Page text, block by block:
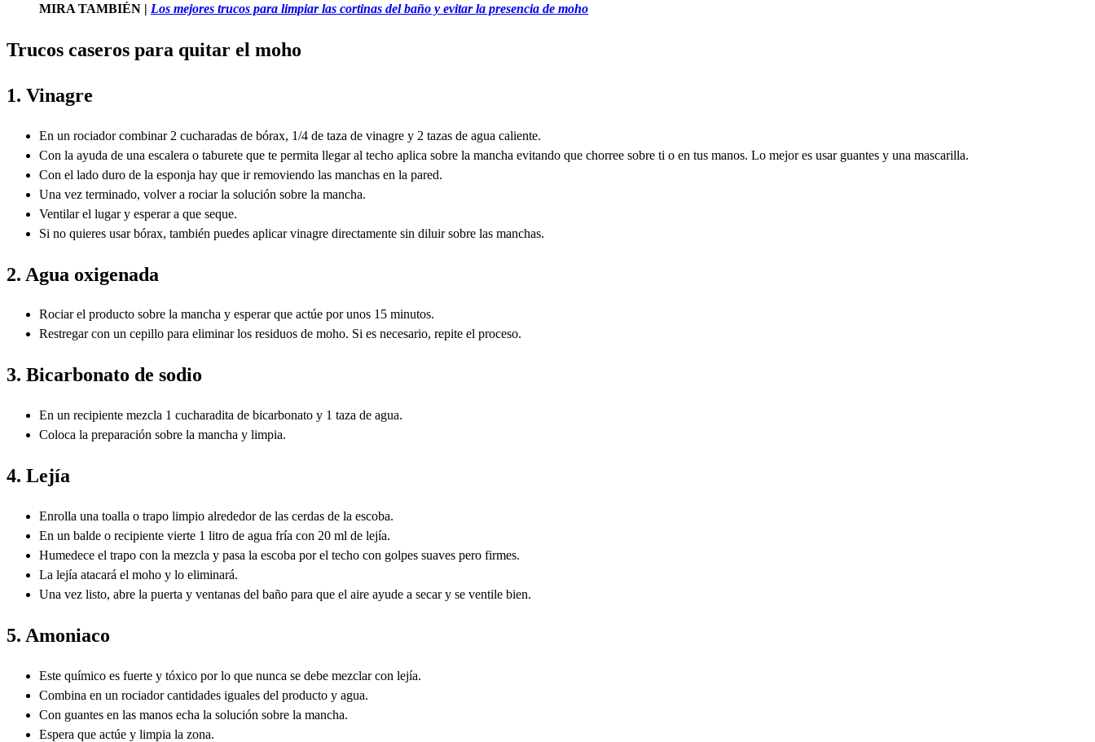
MIRA TAMBIÉN | Los mejores trucos para limpiar las cortinas del baño y evitar la presencia de moho
Trucos caseros para quitar el moho
1. Vinagre
En un rociador combinar 2 cucharadas de bórax, 1/4 de taza de vinagre y 2 tazas de agua caliente.
Con la ayuda de una escalera o taburete que te permita llegar al techo aplica sobre la mancha evitando que chorree sobre ti o en tus manos. Lo mejor es usar guantes y una mascarilla.
Con el lado duro de la esponja hay que ir removiendo las manchas en la pared.
Una vez terminado, volver a rociar la solución sobre la mancha.
Ventilar el lugar y esperar a que seque.
Si no quieres usar bórax, también puedes aplicar vinagre directamente sin diluir sobre las manchas.
2. Agua oxigenada
Rociar el producto sobre la mancha y esperar que actúe por unos 15 minutos.
Restregar con un cepillo para eliminar los residuos de moho. Si es necesario, repite el proceso.
3. Bicarbonato de sodio
En un recipiente mezcla 1 cucharadita de bicarbonato y 1 taza de agua.
Coloca la preparación sobre la mancha y limpia.
4. Lejía
Enrolla una toalla o trapo limpio alrededor de las cerdas de la escoba.
En un balde o recipiente vierte 1 litro de agua fría con 20 ml de lejía.
Humedece el trapo con la mezcla y pasa la escoba por el techo con golpes suaves pero firmes.
La lejía atacará el moho y lo eliminará.
Una vez listo, abre la puerta y ventanas del baño para que el aire ayude a secar y se ventile bien.
5. Amoniaco
Este químico es fuerte y tóxico por lo que nunca se debe mezclar con lejía.
Combina en un rociador cantidades iguales del producto y agua.
Con guantes en las manos echa la solución sobre la mancha.
Espera que actúe y limpia la zona.